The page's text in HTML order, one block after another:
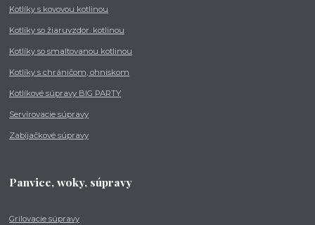
Kotlíky s kovovou kotlinou
Kotlíky so žiaruvzdor. kotlinou
Kotlíky so smaltovanou kotlinou
Kotlíky s chráničom, ohniskom
Kotlíkové súpravy BIG PARTY
Servírovacie súpravy
Zabíjačkové súpravy
Panvice, woky, súpravy
Grilovacie súpravy